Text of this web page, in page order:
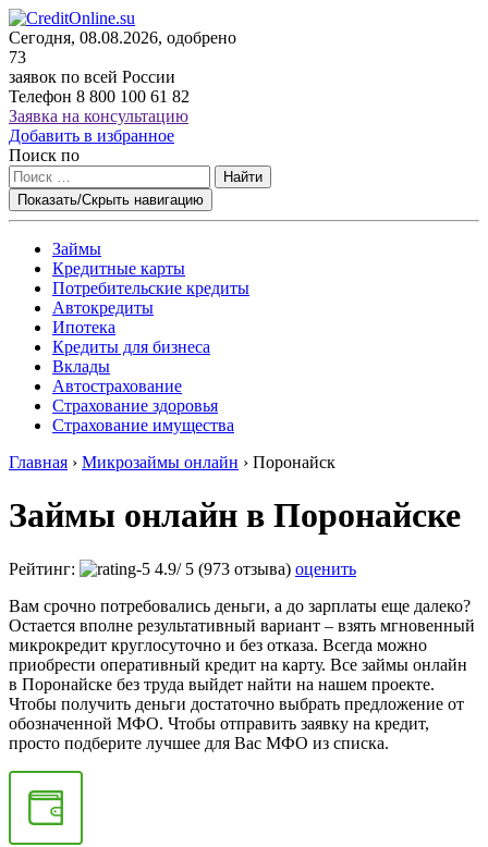
Сегодня, 08.08.2026, одобрено
73
заявок по всей России
Телефон 8 800 100 61 82
Заявка на консультацию
Добавить в избранное
Поиск по
Найти
Показать/Скрыть навигацию
Займы
Кредитные карты
Потребительские кредиты
Автокредиты
Ипотека
Кредиты для бизнеса
Вклады
Автострахование
Страхование здоровья
Страхование имущества
Главная › Микрозаймы онлайн › Поронайск
Займы онлайн в Поронайске
Рейтинг: 4.9/ 5 (973 отзыва) оценить
Вам срочно потребовались деньги, а до зарплаты еще далеко?
Остается вполне результативный вариант – взять мгновенный
микрокредит круглосуточно и без отказа. Всегда можно
приобрести оперативный кредит на карту. Все займы онлайн
в Поронайске без труда выйдет найти на нашем проекте.
Чтобы получить деньги достаточно выбрать предложение от
обозначенной МФО. Чтобы отправить заявку на кредит,
просто подберите лучшее для Вас МФО из списка.